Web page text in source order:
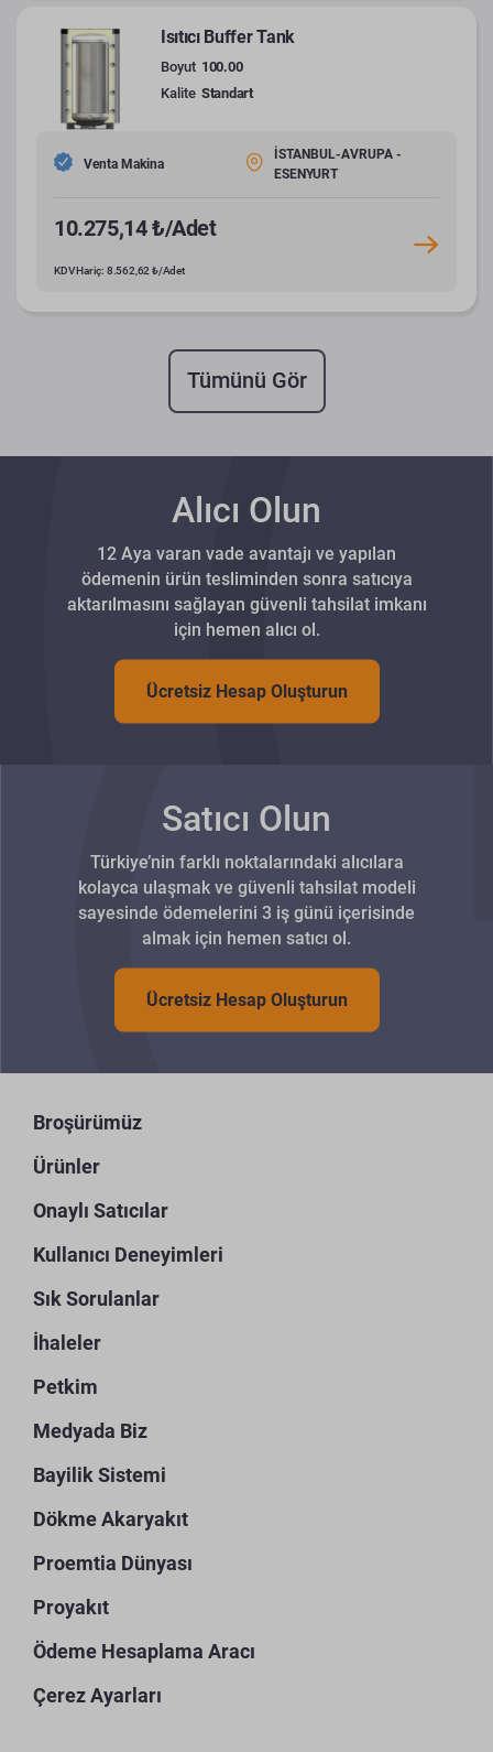
Isıtıcı Buffer Tank
Boyut 100.00
Kalite Standart
Venta Makina
İSTANBUL-AVRUPA -
ESENYURT
10.275,14 ₺/Adet
KDV Hariç: 8.562,62 ₺/Adet
Tümünü Gör
Alıcı Olun
12 Aya varan vade avantajı ve yapılan
ödemenin ürün tesliminden sonra satıcıya
aktarılmasını sağlayan güvenli tahsilat imkanı
için hemen alıcı ol.
Ücretsiz Hesap Oluşturun
Satıcı Olun
Türkiye’nin farklı noktalarındaki alıcılara
kolayca ulaşmak ve güvenli tahsilat modeli
sayesinde ödemelerini 3 iş günü içerisinde
almak için hemen satıcı ol.
Ücretsiz Hesap Oluşturun
Broşürümüz
Ürünler
Onaylı Satıcılar
Kullanıcı Deneyimleri
Sık Sorulanlar
İhaleler
Petkim
Medyada Biz
Bayilik Sistemi
Dökme Akaryakıt
Proemtia Dünyası
Proyakıt
Ödeme Hesaplama Aracı
Çerez Ayarları